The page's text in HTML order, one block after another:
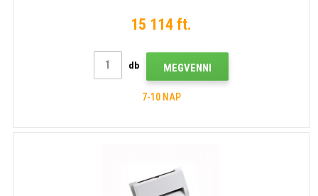
15 114 ft.
db MEGVENNI
7-10 NAP